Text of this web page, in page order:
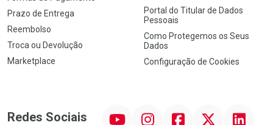
Prazo de Entrega
Reembolso
Troca ou Devolução
Marketplace
Portal do Titular de Dados
Pessoais
Como Protegemos os Seus
Dados
Configuração de Cookies
Redes Sociais InstagramFacebookTwitter Linkedin